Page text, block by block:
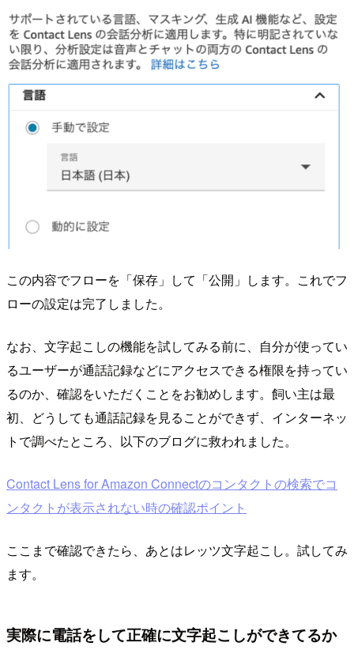
この内容でフローを「保存」して「公開」します。これでフ
ローの設定は完了しました。
なお、文字起こしの機能を試してみる前に、自分が使ってい
るユーザーが通話記録などにアクセスできる権限を持ってい
るのか、確認をいただくことをお勧めします。飼い主は最
初、どうしても通話記録を見ることができず、インターネッ
トで調べたところ、以下のブログに救われました。
Contact Lens for Amazon Connectのコンタクトの検索でコ
ンタクトが表示されない時の確認ポイント
ここまで確認できたら、あとはレッツ文字起こし。試してみ
ます。
実際に電話をして正確に文字起こしができてるか